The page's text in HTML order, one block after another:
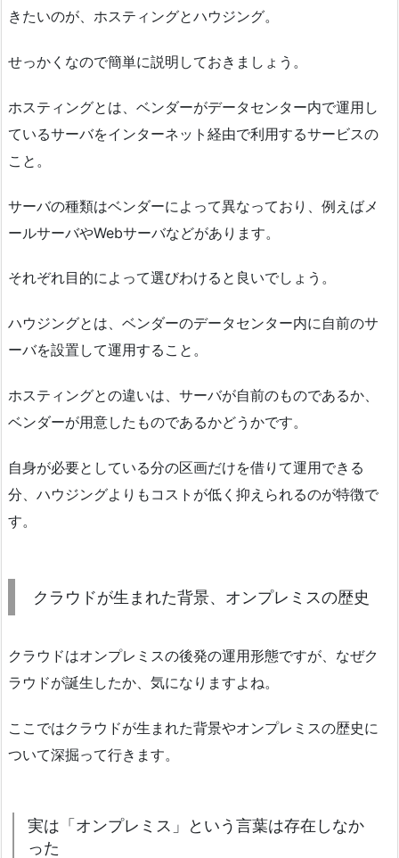
きたいのが、ホスティングとハウジング。
せっかくなので簡単に説明しておきましょう。
ホスティングとは、ベンダーがデータセンター内で運用し
ているサーバをインターネット経由で利用するサービスの
こと。
サーバの種類はベンダーによって異なっており、例えばメ
ールサーバやWebサーバなどがあります。
それぞれ目的によって選びわけると良いでしょう。
ハウジングとは、ベンダーのデータセンター内に自前のサ
ーバを設置して運用すること。
ホスティングとの違いは、サーバが自前のものであるか、
ベンダーが用意したものであるかどうかです。
自身が必要としている分の区画だけを借りて運用できる
分、ハウジングよりもコストが低く抑えられるのが特徴で
す。
クラウドが生まれた背景、オンプレミスの歴史
クラウドはオンプレミスの後発の運用形態ですが、なぜク
ラウドが誕生したか、気になりますよね。
ここではクラウドが生まれた背景やオンプレミスの歴史に
ついて深掘って行きます。
実は「オンプレミス」という言葉は存在しなか
った